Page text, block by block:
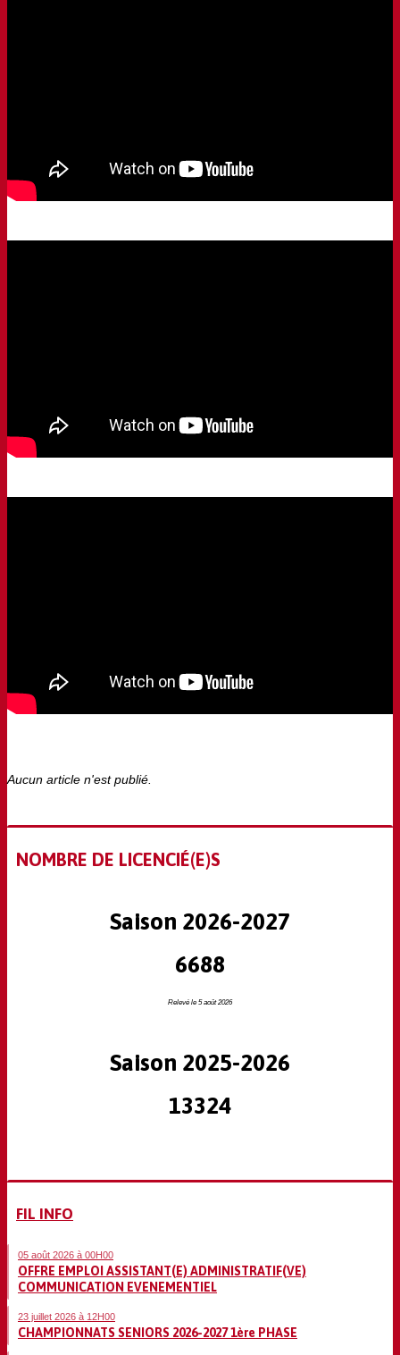
Aucun article n'est publié.
NOMBRE DE LICENCIÉ(E)S
Saison 2026-2027
6688
Relevé le 5 août 2026
Saison 2025-2026
13324
FIL INFO
05 août 2026 à 00H00
OFFRE EMPLOI ASSISTANT(E) ADMINISTRATIF(VE)
COMMUNICATION EVENEMENTIEL
23 juillet 2026 à 12H00
CHAMPIONNATS SENIORS 2026-2027 1ère PHASE